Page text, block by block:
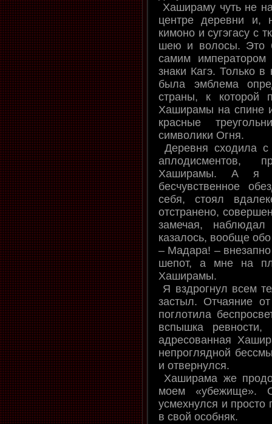
Хашираму чуть не
центре деревни и,
кимоно и сугэгасу с
шею и волосы. Это
самим императором
знаки Кагэ. Только
была эмблема
страны, к которой
Хаширамы на спине
красные
символики Огня.
Деревня сходила
аплодисментов,
Хаширамы. А я
бесчувственное
себя, стоял
отстранено,
замечая,
казалось, вообще
– Мадара! –
шепот, а мне на
Хаширамы.
Я вздрогнул всем
застыл. Отчаяние
поглотила
вспышка ревности,
адресованная
непроглядной
и отвернулся.
Хаширама же
моем «убежище».
усмехнулся и просто
в свой особняк.